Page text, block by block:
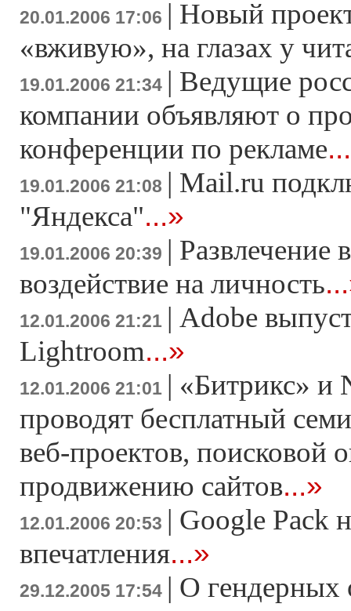
20.01.2006 17:06 | Новый
«вживую», на глазах у
19.01.2006 21:34 | Ведущие
компании объявляют о
конференции по рекламе
19.01.2006 21:08 | Mail.ru
"Яндекса"...»
19.01.2006 20:39 | Развлечение
воздействие на личность
12.01.2006 21:21 | Adobe
Lightroom...»
12.01.2006 21:01 | «Битрикс» и
проводят бесплатный
веб-проектов, поисковой
продвижению сайтов...»
12.01.2006 20:53 | Google Pack
впечатления...»
29.12.2005 17:54 | О гендерных